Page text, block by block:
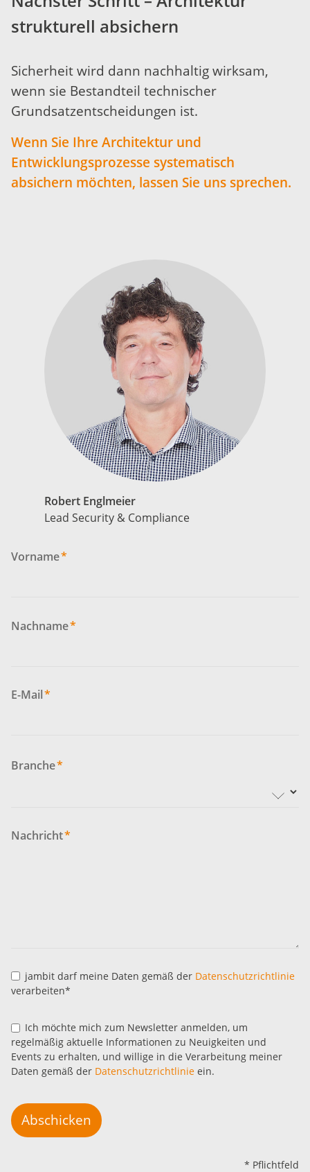
strukturell absichern
Sicherheit wird dann nachhaltig wirksam,
wenn sie Bestandteil technischer
Grundsatzentscheidungen ist.
Wenn Sie Ihre Architektur und
Entwicklungsprozesse systematisch
absichern möchten, lassen Sie uns sprechen.
Robert Englmeier
Lead Security & Compliance
Vorname*
Nachname*
E-Mail*
Branche*
Nachricht*
jambit darf meine Daten gemäß der Datenschutzrichtlinie
verarbeiten*
Ich möchte mich zum Newsletter anmelden, um
regelmäßig aktuelle Informationen zu Neuigkeiten und
Events zu erhalten, und willige in die Verarbeitung meiner
Daten gemäß der Datenschutzrichtlinie ein.
Abschicken
* Pflichtfeld